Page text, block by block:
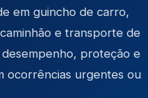
em guincho de carro,
e transporte de
proteção e
ocorrências urgentes ou